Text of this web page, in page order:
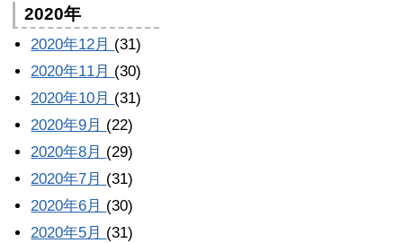
2020年
2020年12月 (31)
2020年11月 (30)
2020年10月 (31)
2020年9月 (22)
2020年8月 (29)
2020年7月 (31)
2020年6月 (30)
2020年5月 (31)